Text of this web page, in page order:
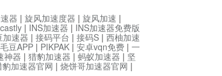
器 | 旋风加速度器 | 旋风加速 |
| INS加速器 | INS加速器免费版
加速器 | 接码平台 | 接码S | 西柚加速
毛豆APP | PIKPAK | 安卓vqn免费 | 一
神器 | 猎豹加速器 | 蚂蚁加速器 | 坚
豹加速器官网 | 烧饼哥加速器官网 |